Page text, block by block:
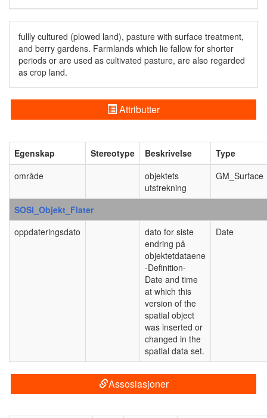
fullly cultured (plowed land), pasture with surface treatment,
and berry gardens. Farmlands which lie fallow for shorter
periods or are used as cultivated pasture, are also regarded
as crop land.
Attributter
Egenskap Stereotype Beskrivelse
Type
område
objektets
utstrekning
GM_Surface
SOSI_Objekt_Flater
oppdateringsdato
dato for siste
endring på
objektetdataene
-Definition-
Date and time
at which this
version of the
spatial object
was inserted or
changed in the
spatial data set.
Date
Assosiasjoner